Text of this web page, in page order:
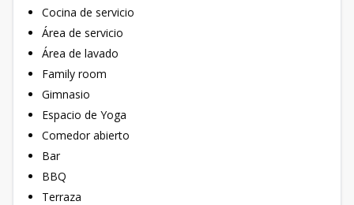
Cocina de servicio
Área de servicio
Área de lavado
Family room
Gimnasio
Espacio de Yoga
Comedor abierto
Bar
BBQ
Terraza